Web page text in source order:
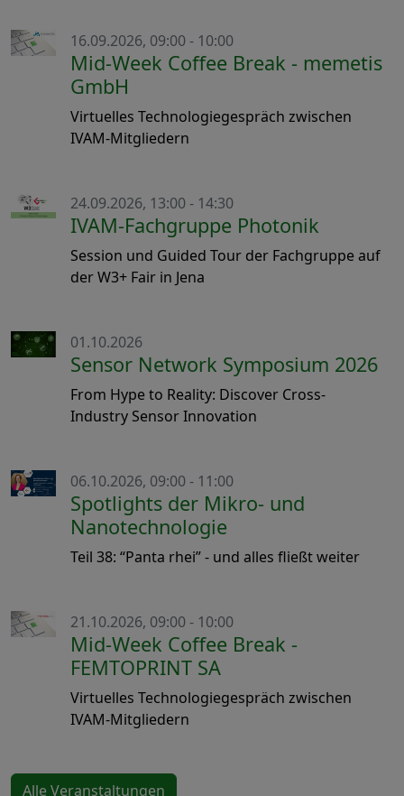
16.09.2026, 09:00 - 10:00
Mid-Week Coffee Break - memetis
GmbH
Virtuelles Technologiegespräch zwischen
IVAM-Mitgliedern
24.09.2026, 13:00 - 14:30
IVAM-Fachgruppe Photonik
Session und Guided Tour der Fachgruppe auf
der W3+ Fair in Jena
01.10.2026
Sensor Network Symposium 2026
From Hype to Reality: Discover Cross-
Industry Sensor Innovation
06.10.2026, 09:00 - 11:00
Spotlights der Mikro- und
Nanotechnologie
Teil 38: “Panta rhei” - und alles fließt weiter
21.10.2026, 09:00 - 10:00
Mid-Week Coffee Break -
FEMTOPRINT SA
Virtuelles Technologiegespräch zwischen
IVAM-Mitgliedern
Alle Veranstaltungen